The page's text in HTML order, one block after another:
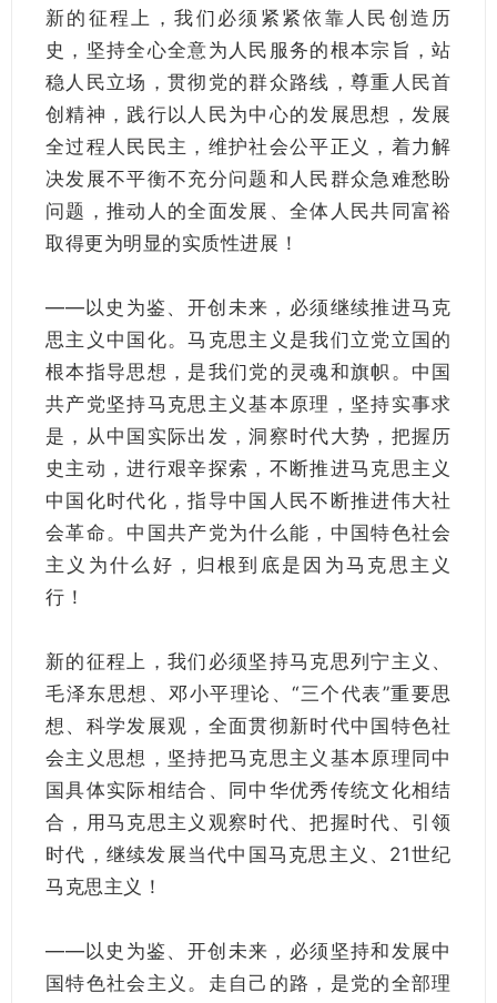
新的征程上，我们必须紧紧依靠人民创造历
史，坚持全心全意为人民服务的根本宗旨，站
稳人民立场，贯彻党的群众路线，尊重人民首
创精神，践行以人民为中心的发展思想，发展
全过程人民民主，维护社会公平正义，着力解
决发展不平衡不充分问题和人民群众急难愁盼
问题，推动人的全面发展、全体人民共同富裕
取得更为明显的实质性进展！
——以史为鉴、开创未来，必须继续推进马克
思主义中国化。马克思主义是我们立党立国的
根本指导思想，是我们党的灵魂和旗帜。中国
共产党坚持马克思主义基本原理，坚持实事求
是，从中国实际出发，洞察时代大势，把握历
史主动，进行艰辛探索，不断推进马克思主义
中国化时代化，指导中国人民不断推进伟大社
会革命。中国共产党为什么能，中国特色社会
主义为什么好，归根到底是因为马克思主义
行！
新的征程上，我们必须坚持马克思列宁主义、
毛泽东思想、邓小平理论、“三个代表”重要思
想、科学发展观，全面贯彻新时代中国特色社
会主义思想，坚持把马克思主义基本原理同中
国具体实际相结合、同中华优秀传统文化相结
合，用马克思主义观察时代、把握时代、引领
时代，继续发展当代中国马克思主义、21世纪
马克思主义！
——以史为鉴、开创未来，必须坚持和发展中
国特色社会主义。走自己的路，是党的全部理